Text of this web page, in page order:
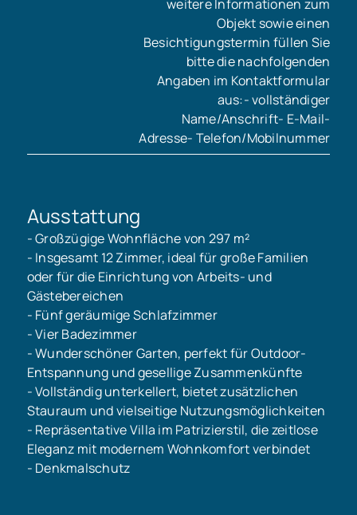
weitere Informationen zum
Objekt sowie einen
Besichtigungstermin füllen Sie
bitte die nachfolgenden
Angaben im Kontaktformular
aus:- vollständiger
Name/Anschrift- E-Mail-
Adresse- Telefon/Mobilnummer
Ausstattung
- Großzügige Wohnfläche von 297 m²
- Insgesamt 12 Zimmer, ideal für große Familien
oder für die Einrichtung von Arbeits- und
Gästebereichen
- Fünf geräumige Schlafzimmer
- Vier Badezimmer
- Wunderschöner Garten, perfekt für Outdoor-
Entspannung und gesellige Zusammenkünfte
- Vollständig unterkellert, bietet zusätzlichen
Stauraum und vielseitige Nutzungsmöglichkeiten
- Repräsentative Villa im Patrizierstil, die zeitlose
Eleganz mit modernem Wohnkomfort verbindet
- Denkmalschutz